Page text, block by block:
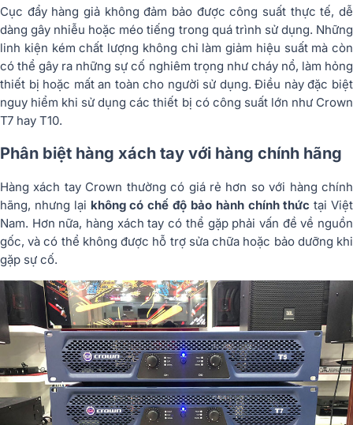
Cục đẩy hàng giả không đảm bảo được công suất thực tế, dễ
dàng gây nhiễu hoặc méo tiếng trong quá trình sử dụng. Những
linh kiện kém chất lượng không chỉ làm giảm hiệu suất mà còn
có thể gây ra những sự cố nghiêm trọng như cháy nổ, làm hỏng
thiết bị hoặc mất an toàn cho người sử dụng. Điều này đặc biệt
nguy hiểm khi sử dụng các thiết bị có công suất lớn như Crown
T7 hay T10.
Phân biệt hàng xách tay với hàng chính hãng
Hàng xách tay Crown thường có giá rẻ hơn so với hàng chính
hãng, nhưng lại không có chế độ bảo hành chính thức tại Việt
Nam. Hơn nữa, hàng xách tay có thể gặp phải vấn đề về nguồn
gốc, và có thể không được hỗ trợ sửa chữa hoặc bảo dưỡng khi
gặp sự cố.